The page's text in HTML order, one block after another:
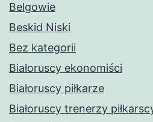
Belgowie
Beskid Niski
Bez kategorii
Białoruscy ekonomiści
Białoruscy piłkarze
Białoruscy trenerzy